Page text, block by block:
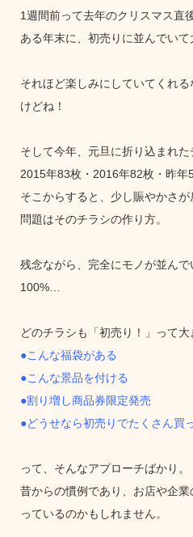
1週間前って去年のクリスマス直
ある年末に、初売りに並んでい
それほど楽しみにしていてくれ
けどね！
そして今年、元旦に折り込まれた
2015年83枚・2016年82枚・昨年
そこからすると、少し賑やかさが
問題はそのチラシの作り方。
残念ながら、完全にモノが並ん
100%…
どのチラシも「初売り！」って大
●こんな福袋がある
●こんな景品を付ける
●割り増し商品券限定発売
●どうせなら初売りでたくさん買
って、そんなアプローチばかり。
昔からの慣例であり、お店や企
っているのかもしれません。